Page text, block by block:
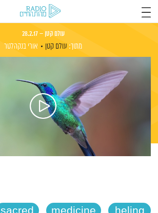
עולם קטן – 28.2.17
מתוך: עולם קטן אורי בנקהלטר